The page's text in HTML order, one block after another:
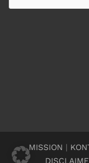
MISSION |